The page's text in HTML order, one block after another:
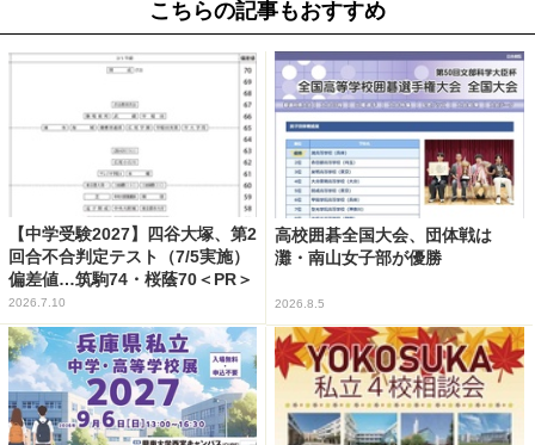
こちらの記事もおすすめ
【中学受験2027】四谷大塚、第2
回合不合判定テスト（7/5実施）
偏差値…筑駒74・桜蔭70＜PR＞
2026.7.10
高校囲碁全国大会、団体戦は
灘・南山女子部が優勝
2026.8.5